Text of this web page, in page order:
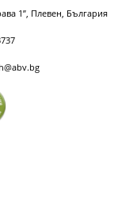
1”, Плевен, България